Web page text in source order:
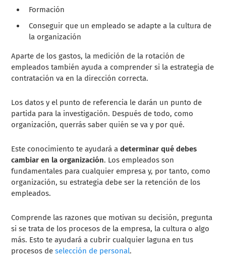
Formación
Conseguir que un empleado se adapte a la cultura de
la organización
Aparte de los gastos, la medición de la rotación de
empleados también ayuda a comprender si la estrategia de
contratación va en la dirección correcta.
Los datos y el punto de referencia le darán un punto de
partida para la investigación. Después de todo, como
organización, querrás saber quién se va y por qué.
Este conocimiento te ayudará adeterminar qué debes
cambiar en la organización. Los empleados son
fundamentales para cualquier empresa y, por tanto, como
organización, su estrategia debe ser la retención de los
empleados.
Comprende las razones que motivan su decisión, pregunta
si se trata de los procesos de la empresa, la cultura o algo
más. Esto te ayudará a cubrir cualquier laguna en tus
procesos deselección de personal.